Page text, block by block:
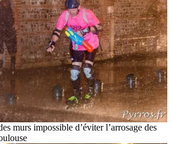
murs impossible d’éviter l’arrosage des